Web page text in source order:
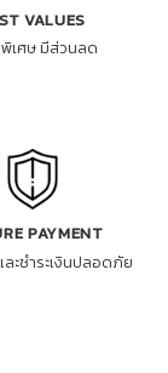
VALUES
พิเศษ มีส่วนลด
PAYMENT
ะชำระเงินปลอดภัย